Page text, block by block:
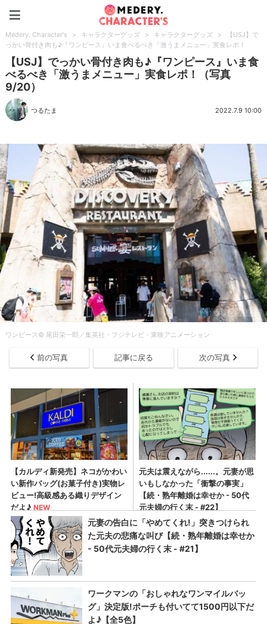
Medery. Character's > キャラクターグッズ > キャラクターグッズ >
【USJ】で
っかい骨付き肉も♪『ワンピース』いま食べるべき「激うまメニュー」実食レポ！
【USJ】でっかい骨付き肉も♪『ワンピース』いま食
べるべき「激うまメニュー」実食レポ！（写真
9/20）
つるたま 2022.7.9 10:00
ワンピース© 尾田栄一郎／集英社・フジテレビ・東映アニメーション
前の写真 記事に戻る 次の写真